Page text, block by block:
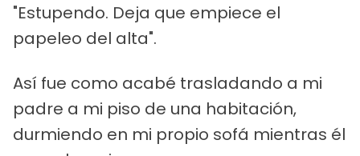
"Estupendo. Deja que empiece el
papeleo del alta".
Así fue como acabé trasladando a mi
padre a mi piso de una habitación,
durmiendo en mi propio sofá mientras él